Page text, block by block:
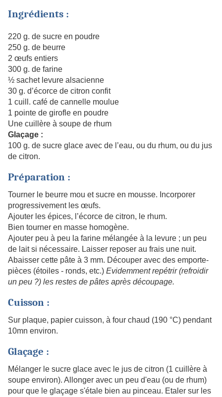
Ingrédients :
220 g. de sucre en poudre
250 g. de beurre
2 œufs entiers
300 g. de farine
½ sachet levure alsacienne
30 g. d’écorce de citron confit
1 cuill. café de cannelle moulue
1 pointe de girofle en poudre
Une cuillère à soupe de rhum
Glaçage :
100 g. de sucre glace avec de l’eau, ou du rhum, ou du jus
de citron.
Préparation :
Tourner le beurre mou et sucre en mousse. Incorporer
progressivement les œufs.
Ajouter les épices, l’écorce de citron, le rhum.
Bien tourner en masse homogène.
Ajouter peu à peu la farine mélangée à la levure ; un peu
de lait si nécessaire. Laisser reposer au frais une nuit.
Abaisser cette pâte à 3 mm. Découper avec des emporte-
pièces (étoiles - ronds, etc.) Evidemment repétrir (refroidir
un peu ?) les restes de pâtes après découpage.
Cuisson :
Sur plaque, papier cuisson, à four chaud (190 °C) pendant
10mn environ.
Glaçage :
Mélanger le sucre glace avec le jus de citron (1 cuillère à
soupe environ). Allonger avec un peu d'eau (ou de rhum)
pour que le glaçage s'étale bien au pinceau. Etaler sur les